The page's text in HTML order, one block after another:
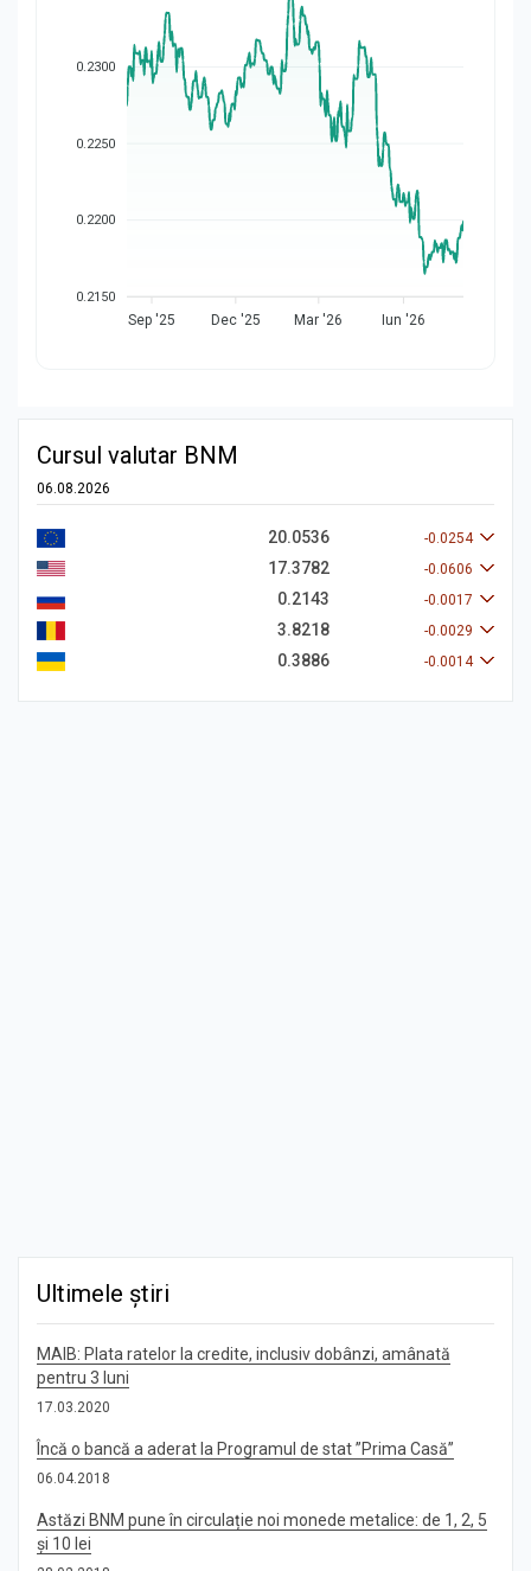
0.2300
0.2250
0.2200
0.2150
Sep '25 Dec '25 Mar '26 Iun '26
Cursul valutar BNM
06.08.2026
20.0536 -0.0254
17.3782 -0.0606
0.2143 -0.0017
3.8218 -0.0029
0.3886 -0.0014
Ultimele știri
MAIB: Plata ratelor la credite, inclusiv dobânzi, amânată
pentru 3 luni
17.03.2020
Încă o bancă a aderat la Programul de stat ”Prima Casă”
06.04.2018
Astăzi BNM pune în circulație noi monede metalice: de 1, 2, 5
și 10 lei